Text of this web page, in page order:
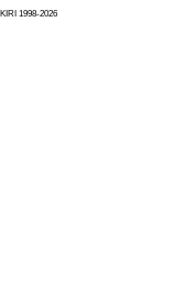
1998-2026